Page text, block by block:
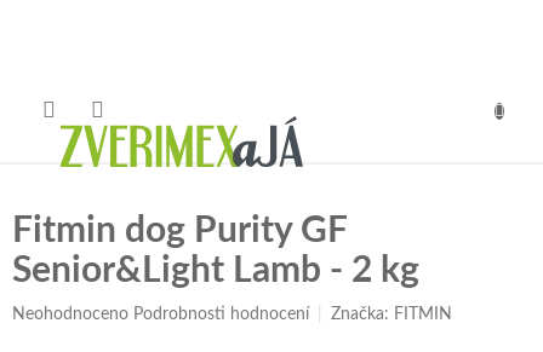
Fitmin dog Purity GF
Senior&Light Lamb - 2 kg
Průměrné
Neohodnoceno Podrobnosti hodnocení Značka: FITMIN